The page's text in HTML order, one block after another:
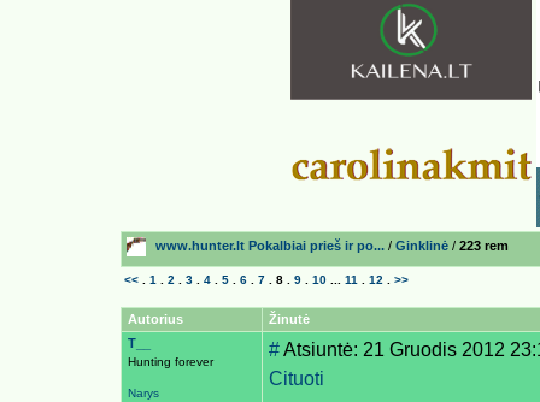
www.hunter.lt Pokalbiai prieš ir po... / Ginklinė / 223 rem
<< 1 2 3 4 5 6 7 8 9 10 11 12 >>
Autorius
Žinutė
T__
Hunting forever
Narys
#Atsiuntė: 21 Gruodis 2012
Cituoti